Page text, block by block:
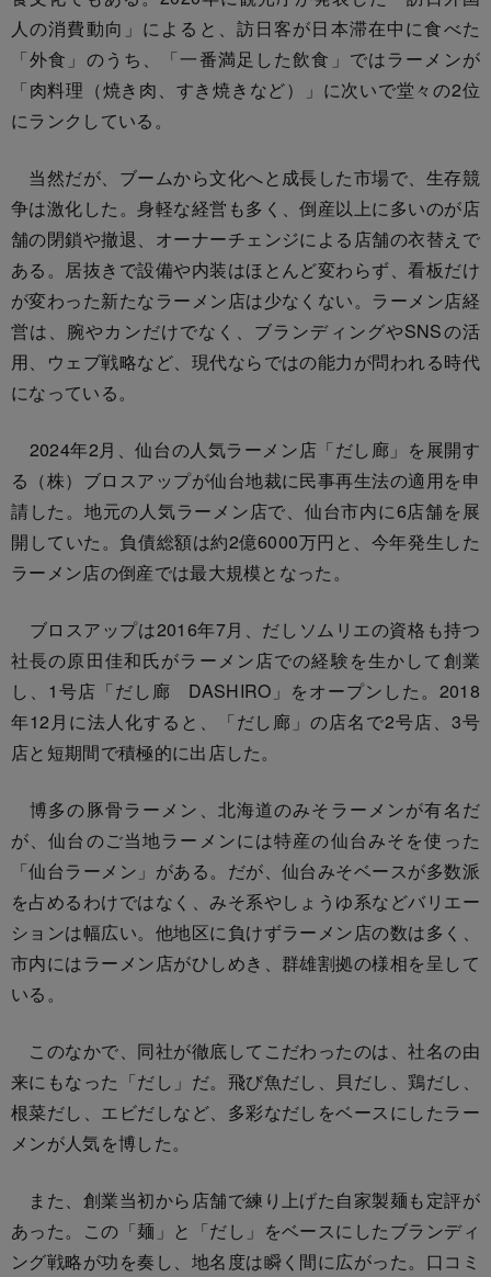
人の消費動向」によると、訪日客が日本滞在中に食べた
「外食」のうち、「一番満足した飲食」ではラーメンが
「肉料理（焼き肉、すき焼きなど）」に次いで堂々の2位
にランクしている。
当然だが、ブームから文化へと成長した市場で、生存競
争は激化した。身軽な経営も多く、倒産以上に多いのが店
舗の閉鎖や撤退、オーナーチェンジによる店舗の衣替えで
ある。居抜きで設備や内装はほとんど変わらず、看板だけ
が変わった新たなラーメン店は少なくない。ラーメン店経
営は、腕やカンだけでなく、ブランディングやSNSの活
用、ウェブ戦略など、現代ならではの能力が問われる時代
になっている。
2024年2月、仙台の人気ラーメン店「だし廊」を展開す
る（株）ブロスアップが仙台地裁に民事再生法の適用を申
請した。地元の人気ラーメン店で、仙台市内に6店舗を展
開していた。負債総額は約2億6000万円と、今年発生した
ラーメン店の倒産では最大規模となった。
ブロスアップは2016年7月、だしソムリエの資格も持つ
社長の原田佳和氏がラーメン店での経験を生かして創業
し、1号店「だし廊 DASHIRO」をオープンした。2018
年12月に法人化すると、「だし廊」の店名で2号店、3号
店と短期間で積極的に出店した。
博多の豚骨ラーメン、北海道のみそラーメンが有名だ
が、仙台のご当地ラーメンには特産の仙台みそを使った
「仙台ラーメン」がある。だが、仙台みそベースが多数派
を占めるわけではなく、みそ系やしょうゆ系などバリエー
ションは幅広い。他地区に負けずラーメン店の数は多く、
市内にはラーメン店がひしめき、群雄割拠の様相を呈して
いる。
このなかで、同社が徹底してこだわったのは、社名の由
来にもなった「だし」だ。飛び魚だし、貝だし、鶏だし、
根菜だし、エビだしなど、多彩なだしをベースにしたラー
メンが人気を博した。
また、創業当初から店舗で練り上げた自家製麺も定評が
あった。この「麺」と「だし」をベースにしたブランディ
ング戦略が功を奏し、地名度は瞬く間に広がった。口コミ